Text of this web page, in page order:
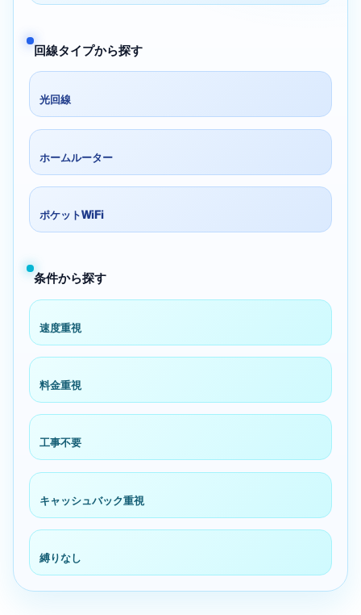
回線タイプから探す
光回線
ホームルーター
ポケットWiFi
条件から探す
速度重視
料金重視
工事不要
キャッシュバック重視
縛りなし